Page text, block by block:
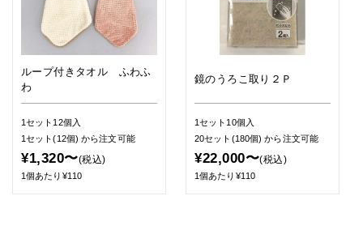
ループ付きタオル ふわふ
わ
1セット12個入
1セット(12個)から注文可能
¥1,320〜(税込)
1個あたり¥110
鏡のうろこ取り２Ｐ
1セット10個入
20セット(180個)から注文可能
¥22,000〜(税込)
1個あたり¥110